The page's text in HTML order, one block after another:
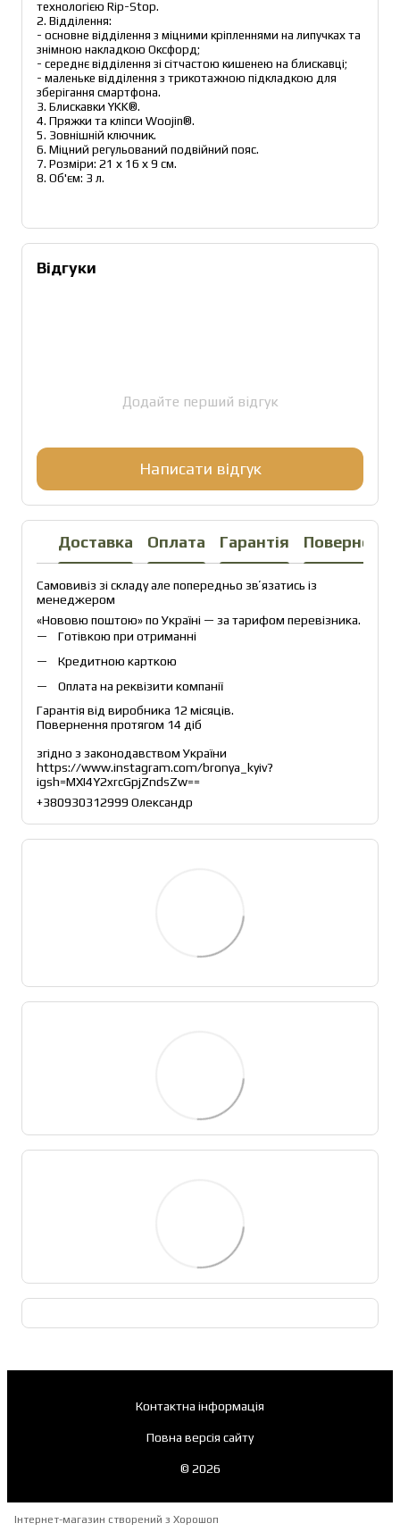
технологією Rip-Stop.
2. Відділення:
- основне відділення з міцними кріпленнями на липучках та
знімною накладкою Оксфорд;
- середнє відділення зі сітчастою кишенею на блискавці;
- маленьке відділення з трикотажною підкладкою для
зберігання смартфона.
3. Блискавки YKK®.
4. Пряжки та кліпси Woojin®.
5. Зовнішній ключник.
6. Міцний регульований подвійний пояс.
7. Розміри: 21 х 16 х 9 см.
8. Об'єм: 3 л.
Відгуки
Додайте перший відгук
Написати відгук
Доставка Оплата Гарантія Повернення
Самовивіз зі складу але попередньо звʼязатись із
менеджером
«Нововю поштою» по Україні — за тарифом перевізника.
Готівкою при отриманні
Кредитною карткою
Оплата на реквізити компанії
Гарантія від виробника 12 місяців.
Повернення протягом 14 діб
згідно з законодавством України
https://www.instagram.com/bronya_kyiv?
igsh=MXI4Y2xrcGpjZndsZw==
+380930312999 Олександр
Контактна інформація
Повна версія сайту
© 2026
Інтернет-магазин створений з Хорошоп